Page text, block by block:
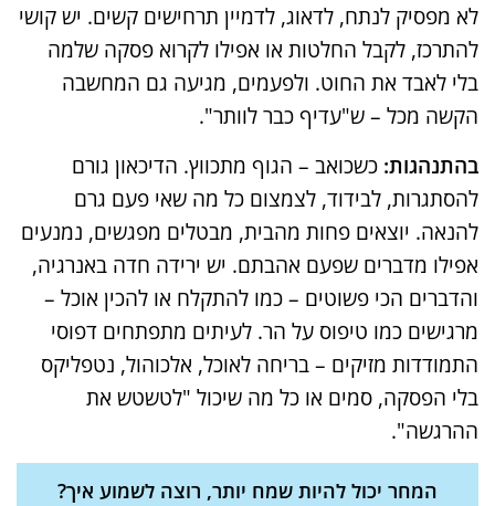
לא מפסיק לנתח, לדאוג, לדמיין תרחישים קשים. יש קושי
להתרכז, לקבל החלטות או אפילו לקרוא פסקה שלמה
בלי לאבד את החוט. ולפעמים, מגיעה גם המחשבה
הקשה מכל – ש"עדיף כבר לוותר".
בהתנהגות: כשכואב – הגוף מתכווץ. הדיכאון גורם
להסתגרות, לבידוד, לצמצום כל מה שאי פעם גרם
להנאה. יוצאים פחות מהבית, מבטלים מפגשים, נמנעים
אפילו מדברים שפעם אהבתם. יש ירידה חדה באנרגיה,
והדברים הכי פשוטים – כמו להתקלח או להכין אוכל –
מרגישים כמו טיפוס על הר. לעיתים מתפתחים דפוסי
התמודדות מזיקים – בריחה לאוכל, אלכוהול, נטפליקס
בלי הפסקה, סמים או כל מה שיכול "לטשטש את
ההרגשה".
המחר יכול להיות שמח יותר, רוצה לשמוע איך?